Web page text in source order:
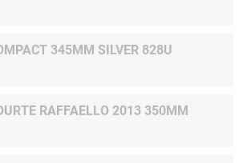
345MM SILVER 828U
RAFFAELLO 2013 350MM